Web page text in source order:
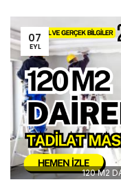
07
EYL
120 M2